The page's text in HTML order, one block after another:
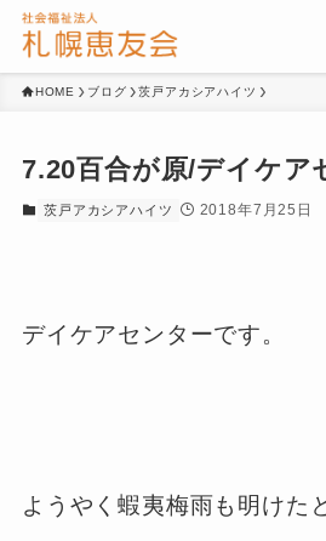
HOME ブログ 茨戸アカシアハイツ
7.20百合が原/デイケア
茨戸アカシアハイツ 2018年7月25日
デイケアセンターです。
ようやく蝦夷梅雨も明けた